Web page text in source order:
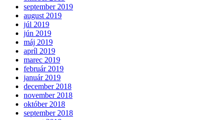
september 2019
august 2019
júl 2019
jún 2019
máj 2019
apríl 2019
marec 2019
február 2019
január 2019
december 2018
november 2018
október 2018
september 2018